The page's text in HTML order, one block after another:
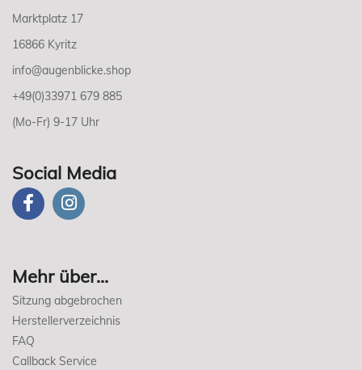
Marktplatz 17
16866 Kyritz
info@augenblicke.shop
+49(0)33971 679 885
(Mo-Fr) 9-17 Uhr
Social Media
Mehr über...
Sitzung abgebrochen
Herstellerverzeichnis
FAQ
Callback Service